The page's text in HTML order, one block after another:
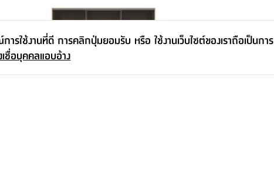
ใช้งานที่ดี การคลิกปุ่มยอมรับ หรือ ใช้งานเว็บไซต์ของเราถือเป็นการ
ชื่อบุคคลแอบอ้าง